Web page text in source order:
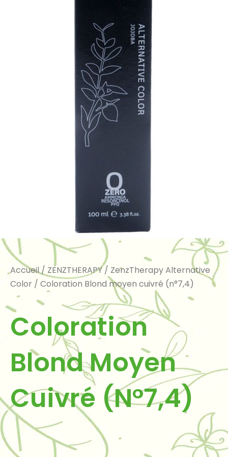
Accueil/ ZENZTHERAPY/ ZenzTherapy Alternative
Color / Coloration Blond moyen cuivré (n°7,4)
Coloration
Blond Moyen
Cuivré (n°7,4)